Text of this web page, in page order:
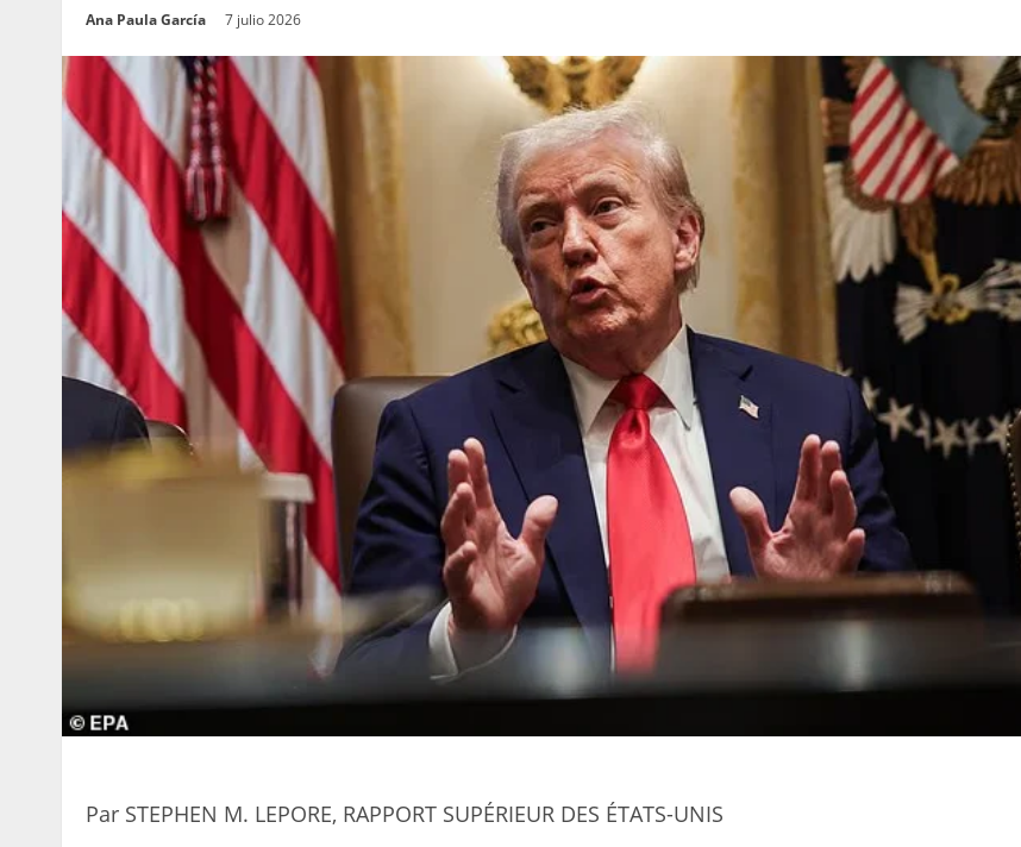
Ana Paula García 7 julio 2026
Par STEPHEN M. LEPORE, RAPPORT SUPÉRIEUR DES ÉTATS-UNIS